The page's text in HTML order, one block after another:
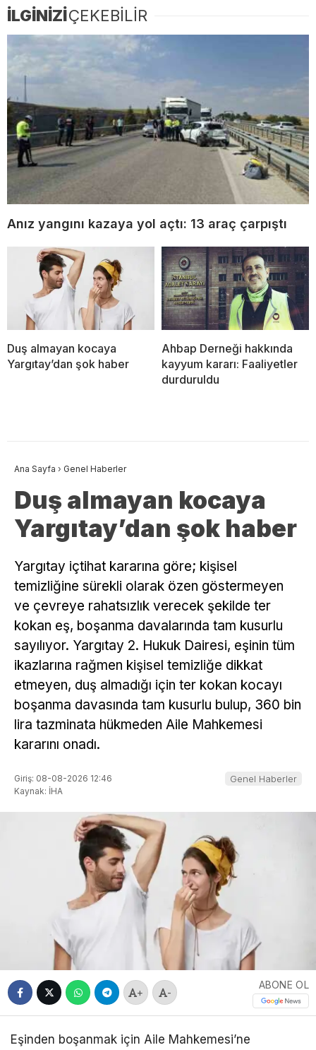
İLGİNİZİÇEKEBİLİR
Anız yangını kazaya yol açtı: 13 araç çarpıştı
Duş almayan kocaya
Yargıtay’dan şok haber
Ahbap Derneği hakkında
kayyum kararı: Faaliyetler
durduruldu
Ana Sayfa › Genel Haberler
Duş almayan kocaya
Yargıtay’dan şok haber
Yargıtay içtihat kararına göre; kişisel
temizliğine sürekli olarak özen göstermeyen
ve çevreye rahatsızlık verecek şekilde ter
kokan eş, boşanma davalarında tam kusurlu
sayılıyor. Yargıtay 2. Hukuk Dairesi, eşinin tüm
ikazlarına rağmen kişisel temizliğe dikkat
etmeyen, duş almadığı için ter kokan kocayı
boşanma davasında tam kusurlu bulup, 360 bin
lira tazminata hükmeden Aile Mahkemesi
kararını onadı.
Giriş: 08-08-2026 12:46
Kaynak: İHA
Genel Haberler
+ -
ABONE OL
Eşinden boşanmak için Aile Mahkemesi’ne